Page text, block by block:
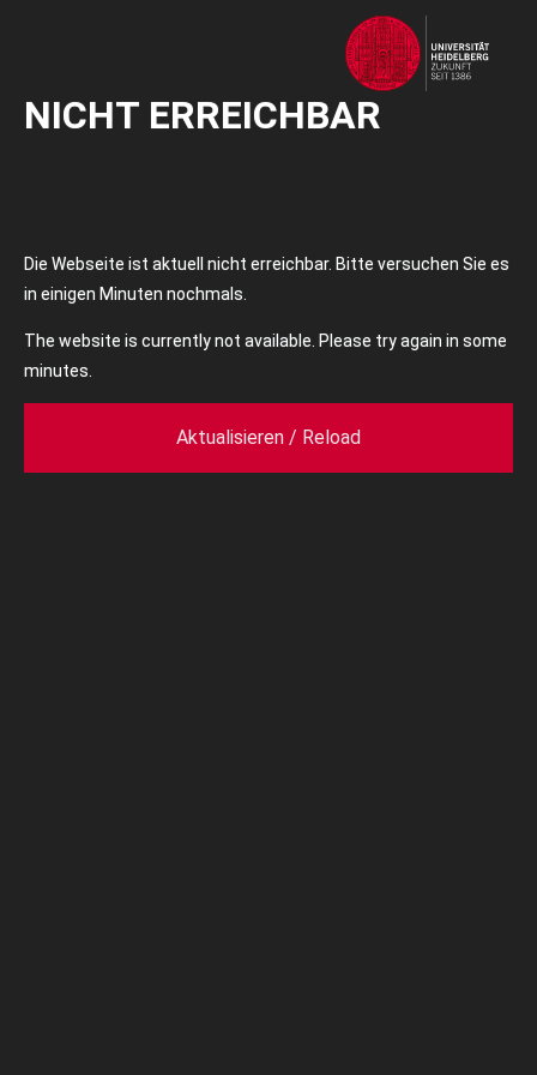
NICHT ERREICHBAR
Die Webseite ist aktuell nicht erreichbar. Bitte versuchen Sie es
in einigen Minuten nochmals.
The website is currently not available. Please try again in some
minutes.
Aktualisieren / Reload